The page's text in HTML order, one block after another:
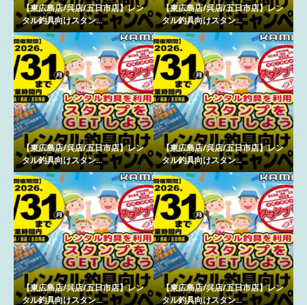
【東広島店/呉店/五日市店】レン
タル釣具向けスタン...
【東広島店/呉店/五日市店】レン
タル釣具向けスタン...
【東広島店/呉店/五日市店】レン
タル釣具向けスタン...
【東広島店/呉店/五日市店】レン
タル釣具向けスタン...
【東広島店/呉店/五日市店】レン
タル釣具向けスタン...
【東広島店/呉店/五日市店】レン
タル釣具向けスタン...